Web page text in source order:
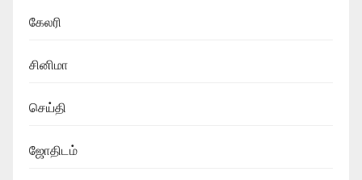
கேலரி
சினிமா
செய்தி
ஜோதிடம்